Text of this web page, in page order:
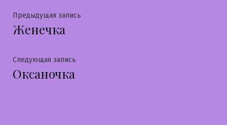
Навигация
по
записям
Предыдущая запись
Женечка
Следующая запись
Оксаночка